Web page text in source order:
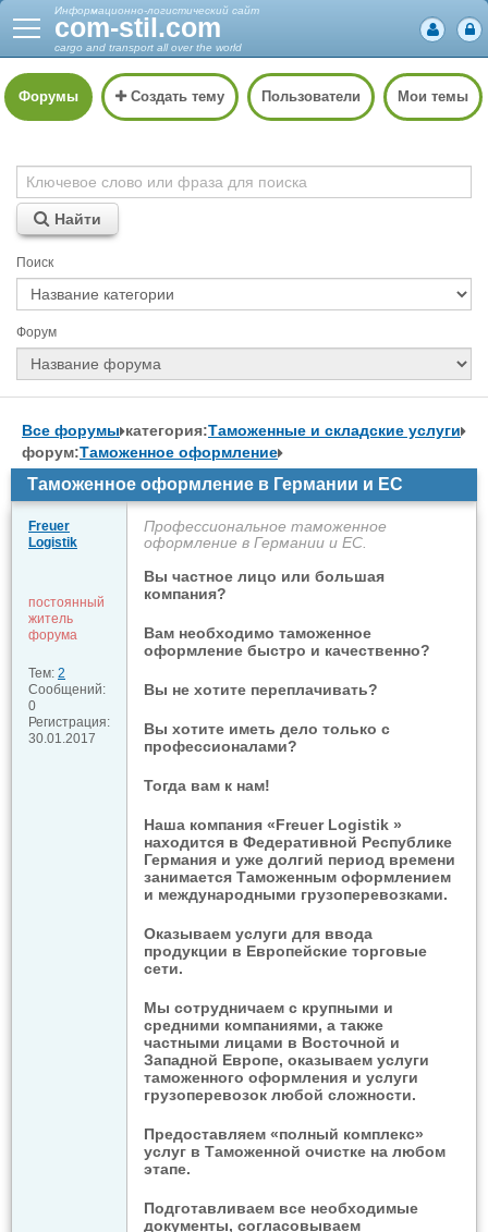
Информационно-логистический сайт
com-stil.com
cargo and transport all over the world
Форумы Создать тему Пользователи Мои темы
Найти
Поиск
Форум
Все форумы категория:Таможенные и складские услуги
форум:Таможенное оформление
Таможенное оформление в Германии и ЕС
Freuer
Logistik
постоянный
житель
форума
Тем: 2
Сообщений:
0
Регистрация:
30.01.2017
Профессиональное таможенное
оформление в Германии и ЕС.
Вы частное лицо или большая
компания?
Вам необходимо таможенное
оформление быстро и качественно?
Вы не хотите переплачивать?
Вы хотите иметь дело только с
профессионалами?
Тогда вам к нам!
Наша компания «Freuer Logistik »
находится в Федеративной Республике
Германия и уже долгий период времени
занимается Таможенным оформлением
и международными грузоперевозками.
Оказываем услуги для ввода
продукции в Европейские торговые
сети.
Мы сотрудничаем с крупными и
средними компаниями, а также
частными лицами в Восточной и
Западной Европе, оказываем услуги
таможенного оформления и услуги
грузоперевозок любой сложности.
Предоставляем «полный комплекс»
услуг в Таможенной очистке на любом
этапе.
Подготавливаем все необходимые
документы, согласовываем